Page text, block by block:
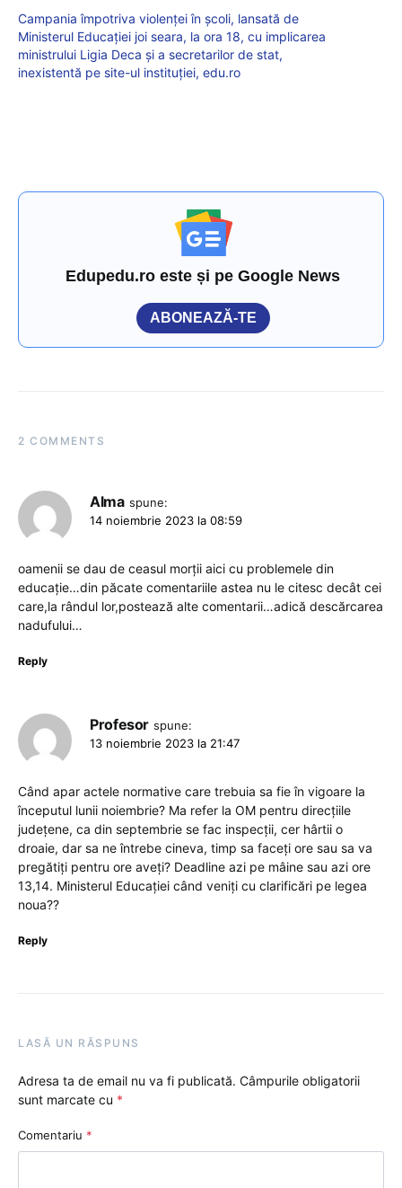
Campania împotriva violenței în școli, lansată de
Ministerul Educației joi seara, la ora 18, cu implicarea
ministrului Ligia Deca și a secretarilor de stat,
inexistentă pe site-ul instituției, edu.ro
Edupedu.ro este și pe Google News
ABONEAZĂ-TE
2 COMMENTS
Alma spune:
14 noiembrie 2023 la 08:59
oamenii se dau de ceasul morții aici cu problemele din
educație…din păcate comentariile astea nu le citesc decât cei
care,la rândul lor,postează alte comentarii…adică descărcarea
nadufului…
Reply
Profesor spune:
13 noiembrie 2023 la 21:47
Când apar actele normative care trebuia sa fie în vigoare la
începutul lunii noiembrie? Ma refer la OM pentru direcțiile
județene, ca din septembrie se fac inspecții, cer hârtii o
droaie, dar sa ne întrebe cineva, timp sa faceți ore sau sa va
pregătiți pentru ore aveți? Deadline azi pe mâine sau azi ore
13,14. Ministerul Educației când veniți cu clarificări pe legea
noua??
Reply
LASĂ UN RĂSPUNS
Adresa ta de email nu va fi publicată. Câmpurile obligatorii
sunt marcate cu *
Comentariu *